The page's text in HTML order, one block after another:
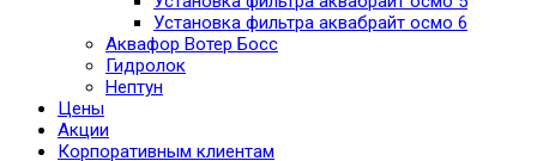
Установка фильтра аквабрайт осмо 6
Аквафор Вотер Босс
Гидролок
Нептун
Цены
Акции
Корпоративным клиентам